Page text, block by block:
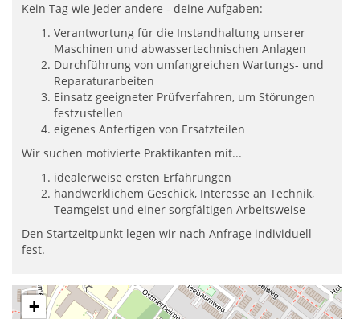
Kein Tag wie jeder andere - deine Aufgaben:
Verantwortung für die Instandhaltung unserer
Maschinen und abwassertechnischen Anlagen
Durchführung von umfangreichen Wartungs- und
Reparaturarbeiten
Einsatz geeigneter Prüfverfahren, um Störungen
festzustellen
eigenes Anfertigen von Ersatzteilen
Wir suchen motivierte Praktikanten mit...
idealerweise ersten Erfahrungen
handwerklichem Geschick, Interesse an Technik,
Teamgeist und einer sorgfältigen Arbeitsweise
Den Startzeitpunkt legen wir nach Anfrage individuell
fest.
+